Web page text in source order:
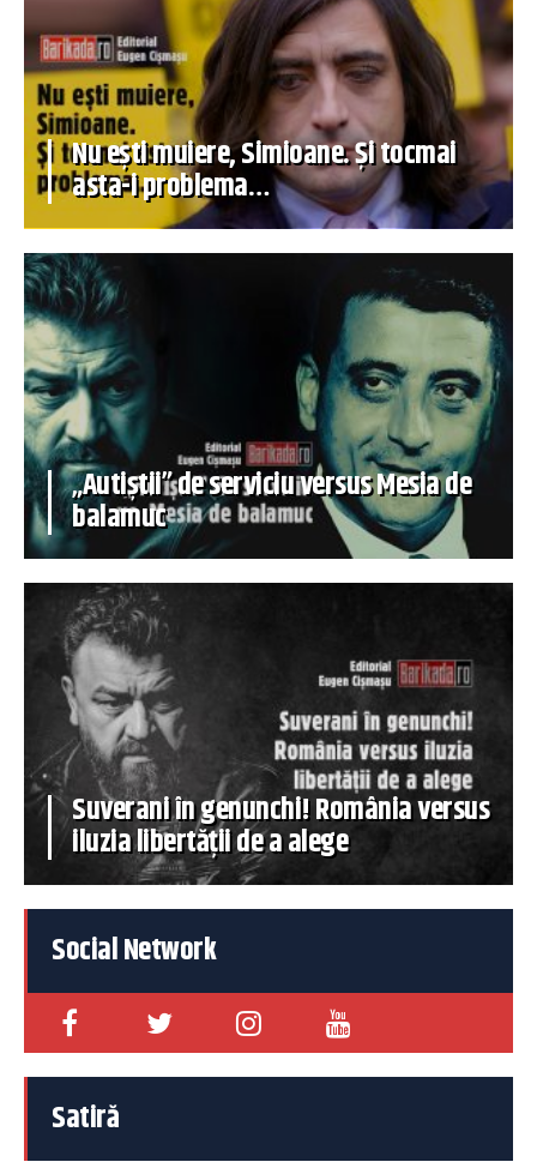
Nu ești muiere, Simioane. Și tocmai
asta-i problema…
„Autiștii” de serviciu versus Mesia de
balamuc
Suverani în genunchi! România versus
iluzia libertății de a alege
Social Network
Satiră